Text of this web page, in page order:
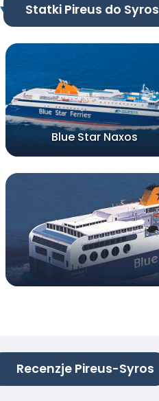
Statki Pireus do Syros
Blue Star Naxos
Recenzje Pireus-Syros